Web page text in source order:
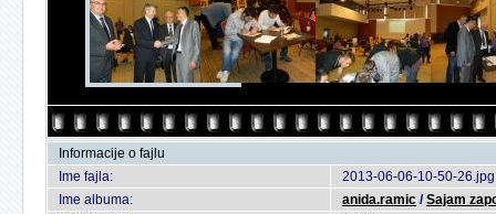
Informacije o fajlu
Ime fajla:
2013-06-06-10-50-26.jpg
Ime albuma:
anida.ramic /Sajam